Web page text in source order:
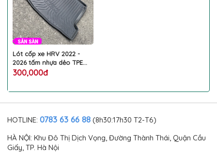
Lót cốp xe HRV 2022 -
2026 tấm nhựa dẻo TPE
không mùi đàn hồi chống
300,000đ
HOTLINE: 0783 63 66 88 (8h30:17h30 T2-T6)
HÀ NỘI: Khu Đô Thị Dịch Vọng, Đường Thành Thái, Quận Cầu
Giấy, TP. Hà Nội